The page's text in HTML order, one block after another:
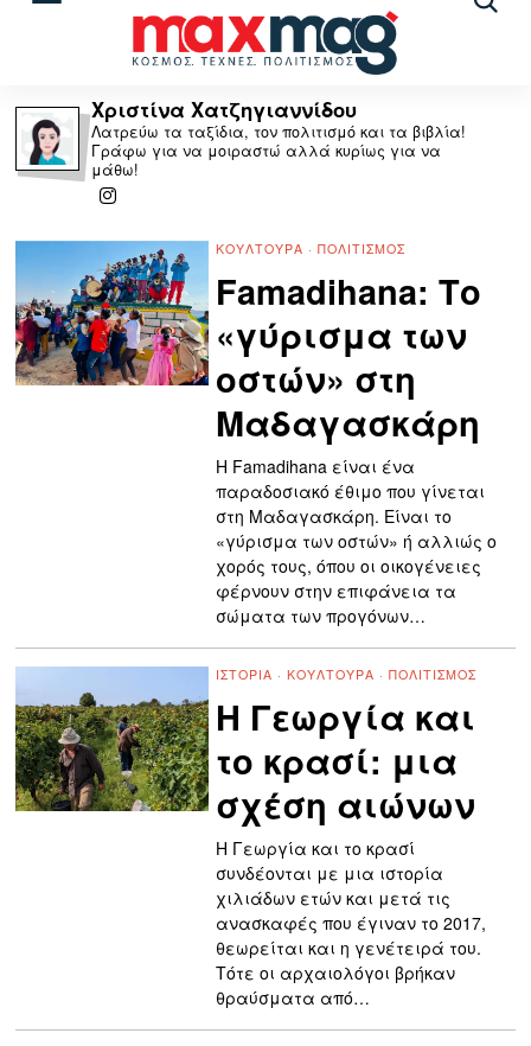
Χριστίνα Χατζηγιαννίδου
Λατρεύω τα ταξίδια, τον πολιτισμό και τα βιβλία!
Γράφω για να μοιραστώ αλλά κυρίως για να
μάθω!
ΚΟΥΛΤΟΥΡΑ · ΠΟΛΙΤΙΣΜΌΣ
Famadihana: Το
«γύρισμα των
οστών» στη
Μαδαγασκάρη
Η Famadihana είναι ένα
παραδοσιακό έθιμο που γίνεται
στη Μαδαγασκάρη. Είναι το
«γύρισμα των οστών» ή αλλιώς ο
χορός τους, όπου οι οικογένειες
φέρνουν στην επιφάνεια τα
σώματα των προγόνων…
ΙΣΤΟΡΊΑ · ΚΟΥΛΤΟΥΡΑ · ΠΟΛΙΤΙΣΜΌΣ
Η Γεωργία και
το κρασί: μια
σχέση αιώνων
Η Γεωργία και το κρασί
συνδέονται με μια ιστορία
χιλιάδων ετών και μετά τις
ανασκαφές που έγιναν το 2017,
θεωρείται και η γενέτειρά του.
Τότε οι αρχαιολόγοι βρήκαν
θραύσματα από…